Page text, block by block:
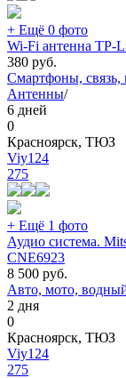
+ Ещё 0 фото
Wi-Fi антенна TP-
380 руб.
Смартфоны, связь,
Антенны/
6 дней
0
Красноярск, ТЮЗ
Viy124
275
+ Ещё 1 фото
Аудио система.
CNE6923
8 500 руб.
Авто, мото,
2 дня
0
Красноярск, ТЮЗ
Viy124
275